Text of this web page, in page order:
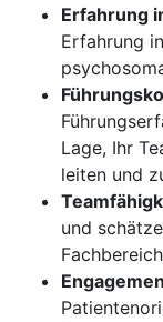
Erfahrung
Erfahrung
Lage, Ihr
leiten und
und